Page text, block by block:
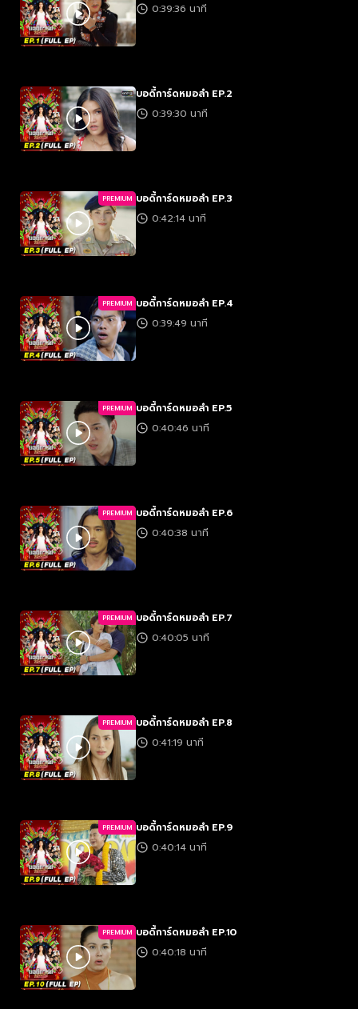
0:39:36 นาที
บอดี้การ์ดหมอลำ EP.2
0:39:30 นาที
PREMIUM บอดี้การ์ดหมอลำ EP.3
0:42:14 นาที
PREMIUM บอดี้การ์ดหมอลำ EP.4
0:39:49 นาที
PREMIUM บอดี้การ์ดหมอลำ EP.5
0:40:46 นาที
PREMIUM บอดี้การ์ดหมอลำ EP.6
0:40:38 นาที
PREMIUM บอดี้การ์ดหมอลำ EP.7
0:40:05 นาที
PREMIUM บอดี้การ์ดหมอลำ EP.8
0:41:19 นาที
PREMIUM บอดี้การ์ดหมอลำ EP.9
0:40:14 นาที
PREMIUM บอดี้การ์ดหมอลำ EP.10
0:40:18 นาที